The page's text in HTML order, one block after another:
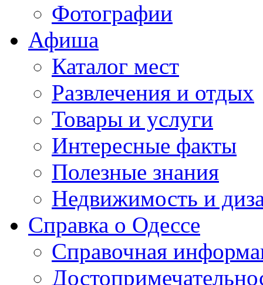
Фотографии
Афиша
Каталог мест
Развлечения и отдых
Товары и услуги
Интересные факты
Полезные знания
Недвижимость и
Справка о Одессе
Справочная